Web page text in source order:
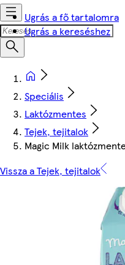
Ugrás a fő tartalomra
Ugrás a kereséshez
Speciális
Laktózmentes
Tejek, tejitalok
Magic Milk
Vissza a Tejek, tejitalok